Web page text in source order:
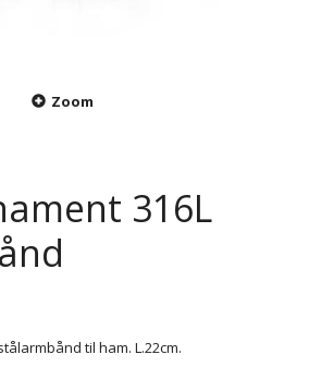
Zoom
316L
til ham. L.22cm.